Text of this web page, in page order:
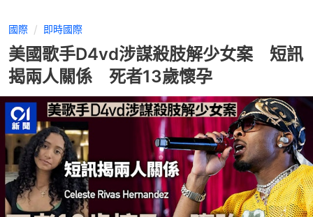
國際 即時國際
美國歌手D4vd涉謀殺肢解少女案 短訊
揭兩人關係 死者13歲懷孕